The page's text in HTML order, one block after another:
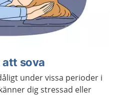
att sova
under vissa perioder i
dig stressad eller